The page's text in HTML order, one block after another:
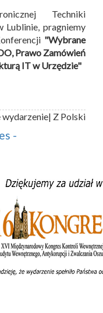
Techniki
Lublinie, pragniemy
"Wybrane
Prawo Zamówień
IT w Urzędzie"
wydarzenie| Z Polski
-